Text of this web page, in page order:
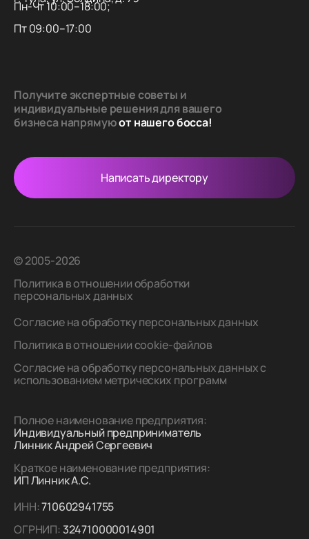
Получите экспертные советы и
индивидуальные решения для вашего
бизнеса напрямуюот нашего босса!
Написать директору
Пн-Чт 10:00–18:00;
Пт 09:00–17:00
© 2005-2026
Политика в отношении обработки
персональных данных
Полное наименование предприятия:
Индивидуальный предприниматель
Линник Андрей Сергеевич
Краткое наименование предприятия:
ИП Линник А.С.
ИНН:710602941755
ОГРНИП: 324710000014901
Согласие на обработку персональных данных
Политика в отношении cookie-файлов
Согласие на обработку персональных данных с
использованием метрических программ